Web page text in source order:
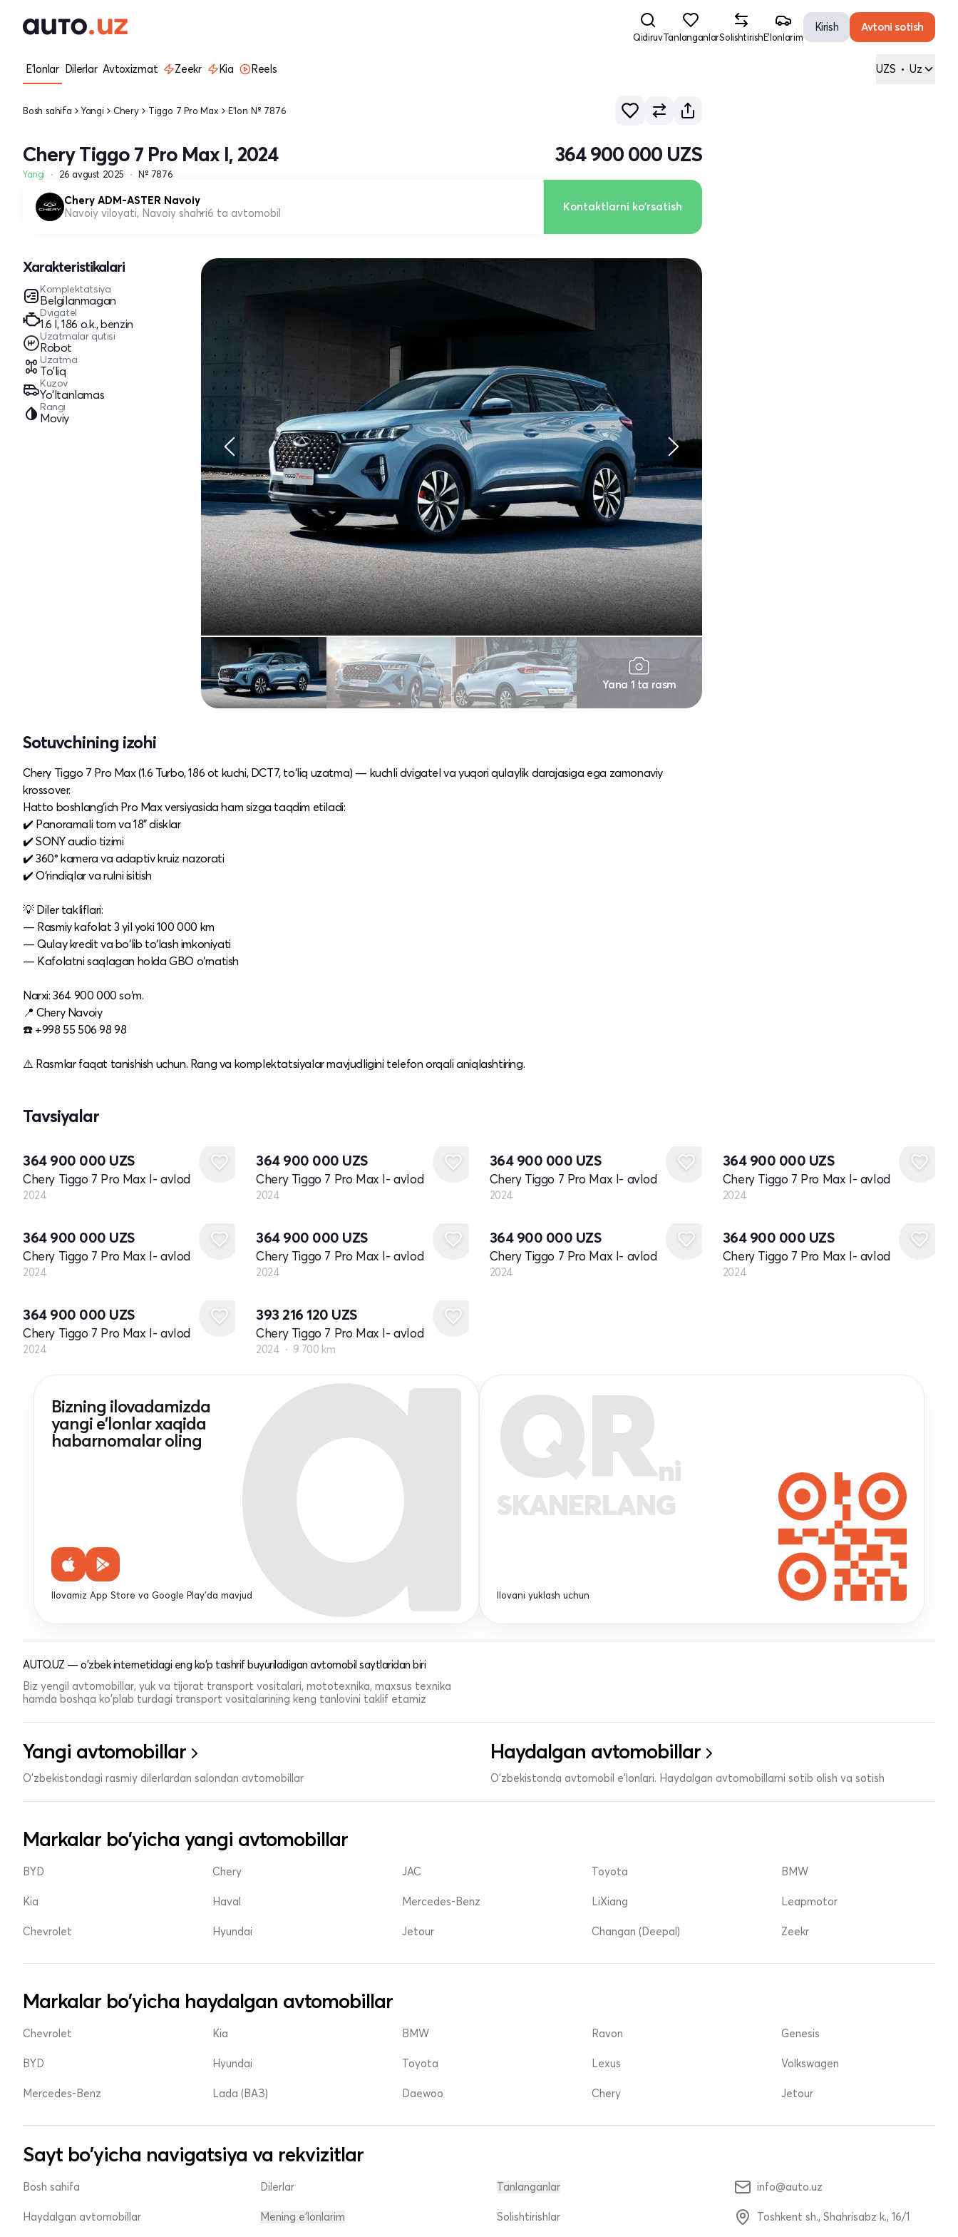
QidiruvTanlanganlarSolishtirishE'lonlarim
Kirish Avtoni sotish
E'lonlar Dilerlar Avtoxizmat Zeekr Kia Reels UZS • Uz
Bosh sahifa Yangi Chery Tiggo 7 Pro Max E'lon № 7876
Chery Tiggo 7 Pro Max I, 2024
Yangi 26 avgust 2025 № 7876
364 900 000 UZS
Chery ADM-ASTER Navoiy
Navoiy viloyati, Navoiy shahri6 ta avtomobil Kontaktlarni ko'rsatish
Xarakteristikalari
Komplektatsiya
Belgilanmagan
Dvigatel
1.6 l, 186 o.k., benzin
Uzatmalar qutisi
Robot
Uzatma
To'liq
Kuzov
Yo‘ltanlamas
Rangi
Moviy
Yana 1 ta rasm
Sotuvchining izohi
Chery Tiggo 7 Pro Max (1.6 Turbo, 186 ot kuchi, DCT7, to‘liq uzatma) — kuchli dvigatel va yuqori qulaylik darajasiga ega zamonaviy
krossover.
Hatto boshlang‘ich Pro Max versiyasida ham sizga taqdim etiladi:
✔️ Panoramali tom va 18" disklar
✔️ SONY audio tizimi
✔️ 360° kamera va adaptiv kruiz nazorati
✔️ O‘rindiqlar va rulni isitish
💡 Diler takliflari:
— Rasmiy kafolat 3 yil yoki 100 000 km
— Qulay kredit va bo‘lib to‘lash imkoniyati
— Kafolatni saqlagan holda GBO o‘rnatish
Narxi: 364 900 000 so‘m.
📍 Chery Navoiy
☎️ +998 55 506 98 98
⚠️ Rasmlar faqat tanishish uchun. Rang va komplektatsiyalar mavjudligini telefon orqali aniqlashtiring.
Tavsiyalar
364 900 000 UZS
Chery Tiggo 7 Pro Max I- avlod
2024
364 900 000 UZS
Chery Tiggo 7 Pro Max I- avlod
2024
364 900 000 UZS
Chery Tiggo 7 Pro Max I- avlod
2024
364 900 000 UZS
Chery Tiggo 7 Pro Max I- avlod
2024
364 900 000 UZS
Chery Tiggo 7 Pro Max I- avlod
2024
364 900 000 UZS
Chery Tiggo 7 Pro Max I- avlod
2024
364 900 000 UZS
Chery Tiggo 7 Pro Max I- avlod
2024
364 900 000 UZS
Chery Tiggo 7 Pro Max I- avlod
2024
364 900 000 UZS
Chery Tiggo 7 Pro Max I- avlod
2024
393 216 120 UZS
Chery Tiggo 7 Pro Max I- avlod
2024 9 700 km
Bizning ilovadamizda
yangi e'lonlar xaqida
habarnomalar oling
Ilovamiz App Store va Google Play'da mavjud
QRni
SKANERLANG
Ilovani yuklash uchun
AUTO.UZ — o'zbek internetidagi eng ko'p tashrif buyuriladigan avtomobil saytlaridan biri
Biz yengil avtomobillar, yuk va tijorat transport vositalari, mototexnika, maxsus texnika
hamda boshqa ko'plab turdagi transport vositalarining keng tanlovini taklif etamiz
Yangi avtomobillar
O'zbekistondagi rasmiy dilerlardan salondan avtomobillar
Haydalgan avtomobillar
O'zbekistonda avtomobil e’lonlari. Haydalgan avtomobillarni sotib olish va sotish
Markalar bo'yicha yangi avtomobillar
BYD
Kia
Chevrolet
Chery
Haval
Hyundai
JAC
Mercedes-Benz
Jetour
Toyota
LiXiang
Changan (Deepal)
BMW
Leapmotor
Zeekr
Markalar bo'yicha haydalgan avtomobillar
Chevrolet
BYD
Mercedes-Benz
Kia
Hyundai
Lada (ВАЗ)
BMW
Toyota
Daewoo
Ravon
Lexus
Chery
Genesis
Volkswagen
Jetour
Sayt bo'yicha navigatsiya va rekvizitlar
Bosh sahifa
Haydalgan avtomobillar
Dilerlar
Mening e'lonlarim
Tanlanganlar
Solishtirishlar
info@auto.uz
Toshkent sh., Shahrisabz k., 16/1